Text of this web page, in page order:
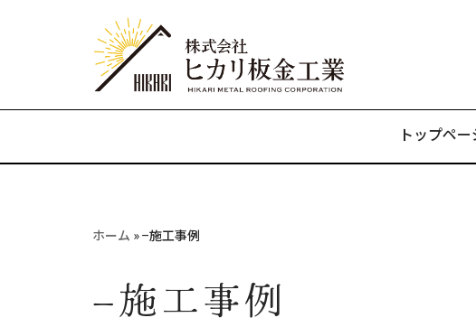
トップペー
ホーム »−施工事例
−施工事例